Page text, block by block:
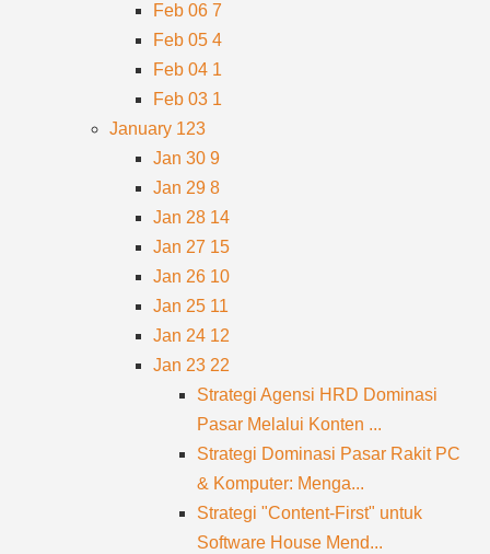
Feb 06 7
Feb 05 4
Feb 04 1
Feb 03 1
January 123
Jan 30 9
Jan 29 8
Jan 28 14
Jan 27 15
Jan 26 10
Jan 25 11
Jan 24 12
Jan 23 22
Strategi Agensi HRD Dominasi
Pasar Melalui Konten ...
Strategi Dominasi Pasar Rakit PC
& Komputer: Menga...
Strategi "Content-First" untuk
Software House Mend...